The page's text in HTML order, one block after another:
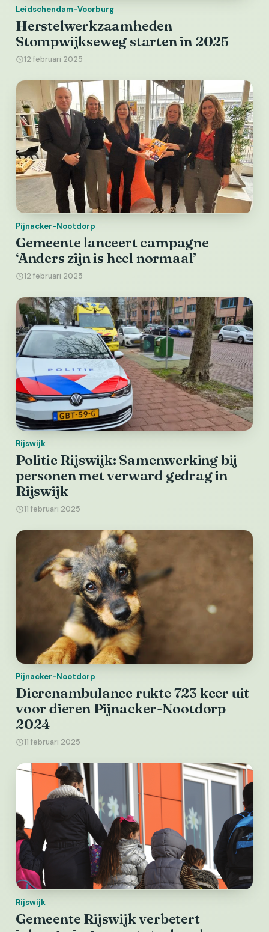
Leidschendam-Voorburg
Herstelwerkzaamheden
Stompwijkseweg starten in 2025
12 februari 2025
Pijnacker-Nootdorp
Gemeente lanceert campagne
‘Anders zijn is heel normaal’
12 februari 2025
Rijswijk
Politie Rijswijk: Samenwerking bij
personen met verward gedrag in
Rijswijk
11 februari 2025
Pijnacker-Nootdorp
Dierenambulance rukte 723 keer uit
voor dieren Pijnacker-Nootdorp
2024
11 februari 2025
Rijswijk
Gemeente Rijswijk verbetert